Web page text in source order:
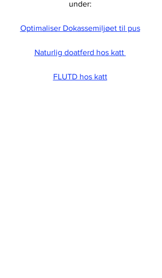
under:
Optimaliser Dokassemiljøet til pus
Naturlig doatferd hos katt
FLUTD hos katt